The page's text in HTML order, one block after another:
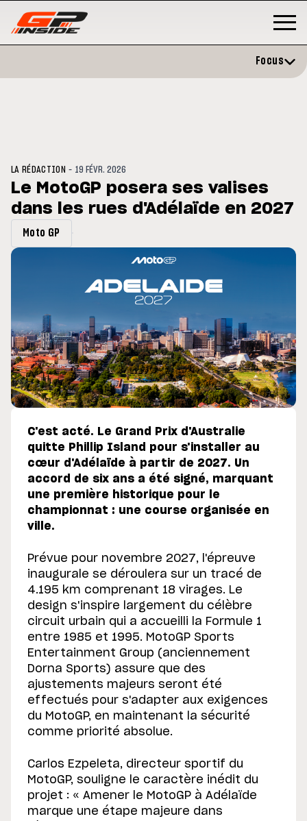
du GP de Grande-
MOTO GP
Focus
LA RÉDACTION - 19 FÉVR. 2026
Le MotoGP posera ses valises
dans les rues d'Adélaïde en 2027
Moto GP
C'est acté. Le Grand Prix d'Australie
quitte Phillip Island pour s'installer au
cœur d'Adélaïde à partir de 2027. Un
accord de six ans a été signé, marquant
une première historique pour le
championnat : une course organisée en
ville.
Prévue pour novembre 2027, l'épreuve
inaugurale se déroulera sur un tracé de
4.195 km comprenant 18 virages. Le
design s'inspire largement du célèbre
circuit urbain qui a accueilli la Formule 1
entre 1985 et 1995. MotoGP Sports
Entertainment Group (anciennement
Dorna Sports) assure que des
ajustements majeurs seront été
effectués pour s'adapter aux exigences
du MotoGP, en maintenant la sécurité
comme priorité absolue.
Carlos Ezpeleta, directeur sportif du
MotoGP, souligne le caractère inédit du
projet : « Amener le MotoGP à Adélaïde
marque une étape majeure dans